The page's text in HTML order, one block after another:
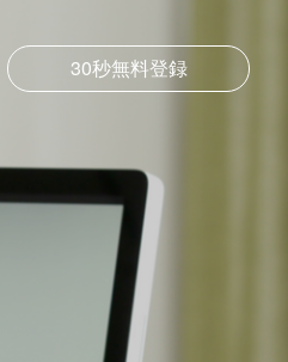
30秒無料登録